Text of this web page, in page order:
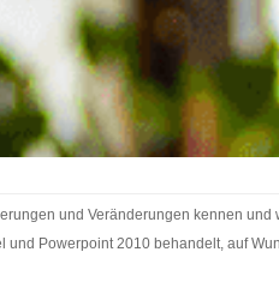
und Veränderungen kennen und
Powerpoint 2010 behandelt, auf